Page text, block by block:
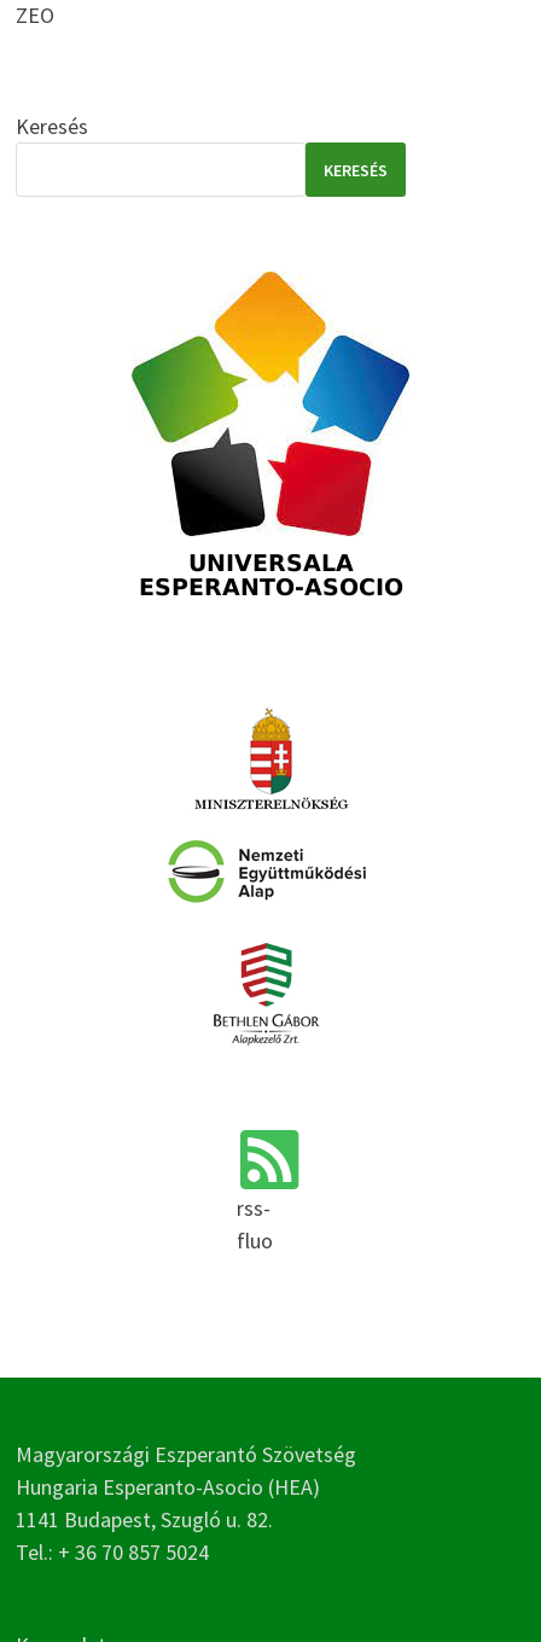
ZEO
Keresés
KERESÉS
rss-
fluo
Magyarországi Eszperantó Szövetség
Hungaria Esperanto-Asocio (HEA)
1141 Budapest, Szugló u. 82.
Tel.: + 36 70 857 5024